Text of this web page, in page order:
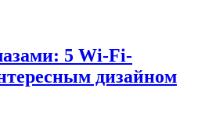
5 Wi-Fi-
дизайном